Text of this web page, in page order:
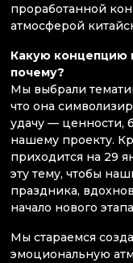
проработанной
атмосферой
Какую концепцию
почему?
Мы выбрали
что она
удачу — ценности,
нашему проекту.
приходится на 29
эту тему, чтобы
праздника,
начало нового
Мы стараемся
эмоциональную